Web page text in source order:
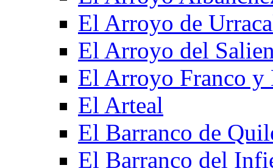
El Arroyo de
El Arroyo del
El Arroyo Franco y
El Arteal
El Barranco de
El Barranco del